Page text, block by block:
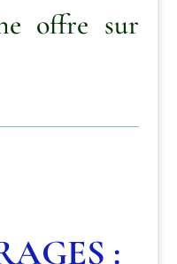
offre sur
: